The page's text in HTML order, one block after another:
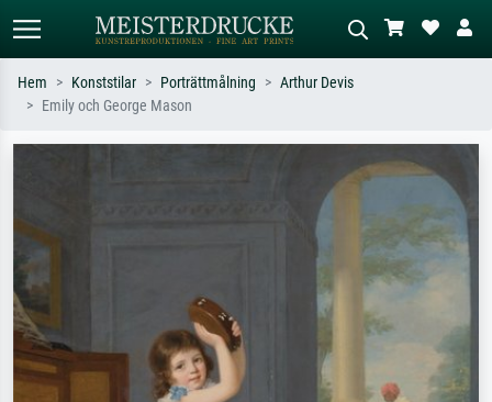
Beskriv scenen – t.ex. grön äng,
abstrakt med mycket rött, mörk
oljemålning, stående naken bredvid ett
Hem Konststilar Porträttmålning
Arthur Devis
Emily och George Mason